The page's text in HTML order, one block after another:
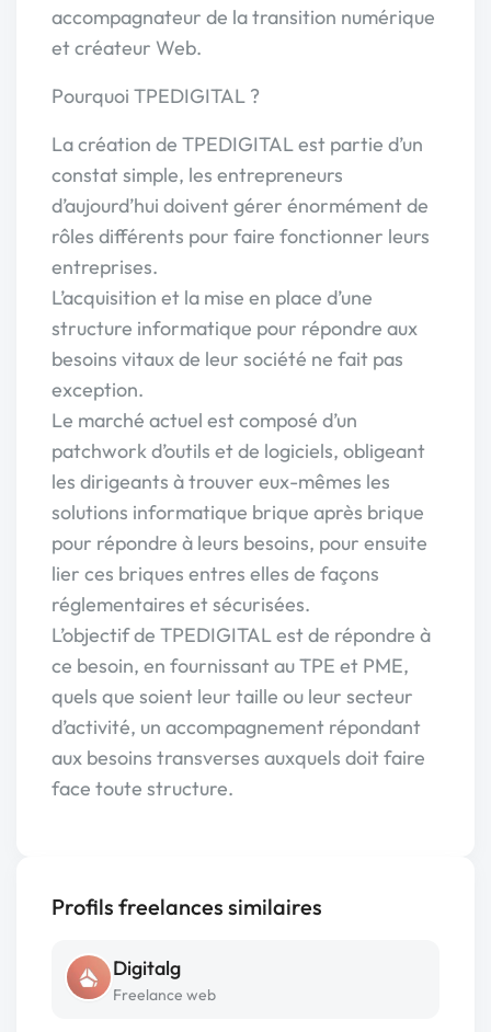
accompagnateur de la transition numérique
et créateur Web.
Pourquoi TPEDIGITAL ?
La création de TPEDIGITAL est partie d’un
constat simple, les entrepreneurs
d’aujourd’hui doivent gérer énormément de
rôles différents pour faire fonctionner leurs
entreprises.
L’acquisition et la mise en place d’une
structure informatique pour répondre aux
besoins vitaux de leur société ne fait pas
exception.
Le marché actuel est composé d’un
patchwork d’outils et de logiciels, obligeant
les dirigeants à trouver eux-mêmes les
solutions informatique brique après brique
pour répondre à leurs besoins, pour ensuite
lier ces briques entres elles de façons
réglementaires et sécurisées.
L’objectif de TPEDIGITAL est de répondre à
ce besoin, en fournissant au TPE et PME,
quels que soient leur taille ou leur secteur
d’activité, un accompagnement répondant
aux besoins transverses auxquels doit faire
face toute structure.
Profils freelances similaires
Digitalg
Freelance web